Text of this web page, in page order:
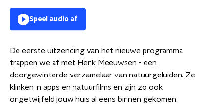
Speel audio af
De eerste uitzending van het nieuwe programma
trappen we af met Henk Meeuwsen - een
doorgewinterde verzamelaar van natuurgeluiden. Ze
klinken in apps en natuurfilms en zijn zo ook
ongetwijfeld jouw huis al eens binnen gekomen.